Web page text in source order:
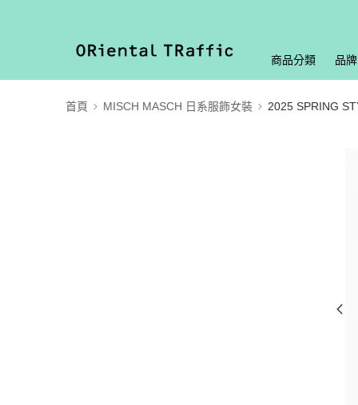
商品分類 品
首頁 MISCH MASCH 日系服飾女裝 2025 SPRING